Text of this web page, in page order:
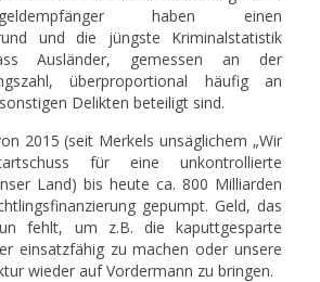
haben einen
und die jüngste Kriminalstatistik
Ausländer, gemessen an der
überproportional häufig an
Delikten beteiligt sind.
2015 (seit Merkels unsäglichem „Wir
für eine unkontrollierte
Land) bis heute ca. 800 Milliarden
gepumpt. Geld, das
fehlt, um z.B. die kaputtgesparte
einsatzfähig zu machen oder unsere
wieder auf Vordermann zu bringen.